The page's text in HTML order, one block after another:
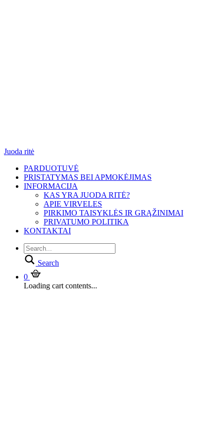
Juoda ritė
PARDUOTUVĖ
PRISTATYMAS BEI APMOKĖJIMAS
INFORMACIJA
KAS YRA JUODA RITĖ?
APIE VIRVELES
PIRKIMO TAISYKLĖS IR GRĄŽINIMAI
PRIVATUMO POLITIKA
KONTAKTAI
Search
0
Loading cart contents...